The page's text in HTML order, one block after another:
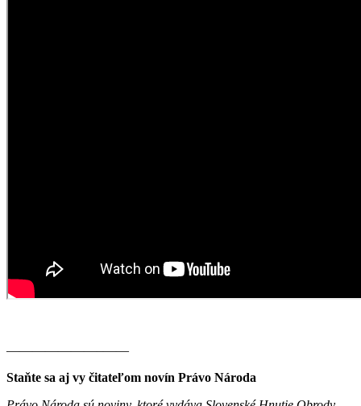
———————–——
Staňte sa aj vy čitateľom novín Právo Národa